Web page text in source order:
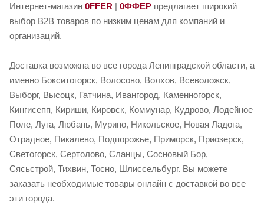
Интернет-магазин 0FFER | 0ФФЕР предлагает широкий
выбор B2B товаров по низким ценам для компаний и
организаций.
Доставка возможна во все города Ленинградской области, а
именно Бокситогорск, Волосово, Волхов, Всеволожск,
Выборг, Высоцк, Гатчина, Ивангород, Каменногорск,
Кингисепп, Кириши, Кировск, Коммунар, Кудрово, Лодейное
Поле, Луга, Любань, Мурино, Никольское, Новая Ладога,
Отрадное, Пикалево, Подпорожье, Приморск, Приозерск,
Светогорск, Сертолово, Сланцы, Сосновый Бор,
Сясьстрой, Тихвин, Тосно, Шлиссельбург. Вы можете
заказать необходимые товары онлайн с доставкой во все
эти города.